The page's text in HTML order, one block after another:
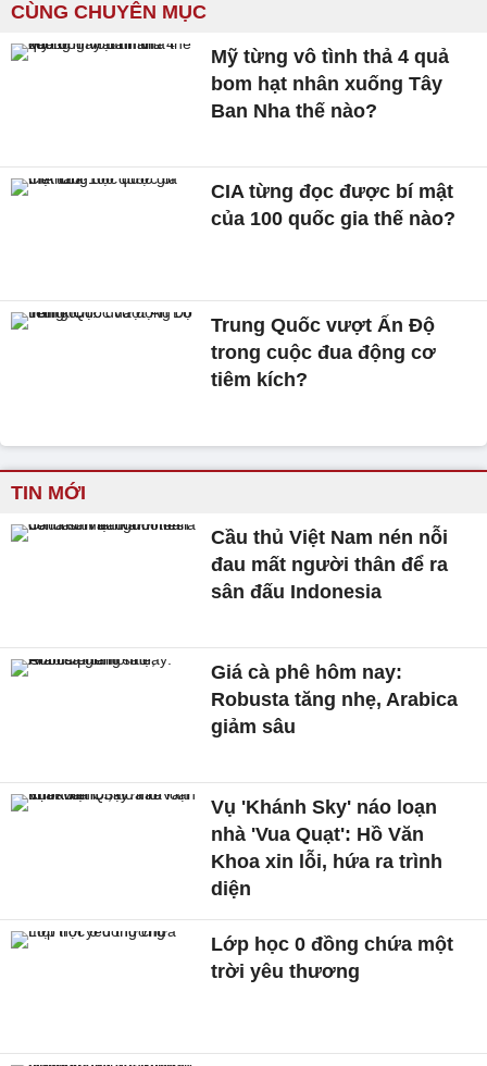
CÙNG CHUYÊN MỤC
Mỹ từng vô tình thả 4 quả
bom hạt nhân xuống Tây
Ban Nha thế nào?
CIA từng đọc được bí mật
của 100 quốc gia thế nào?
Trung Quốc vượt Ấn Độ
trong cuộc đua động cơ
tiêm kích?
TIN MỚI
Cầu thủ Việt Nam nén nỗi
đau mất người thân để ra
sân đấu Indonesia
Giá cà phê hôm nay:
Robusta tăng nhẹ, Arabica
giảm sâu
Vụ 'Khánh Sky' náo loạn
nhà 'Vua Quạt': Hồ Văn
Khoa xin lỗi, hứa ra trình
diện
Lớp học 0 đồng chứa một
trời yêu thương